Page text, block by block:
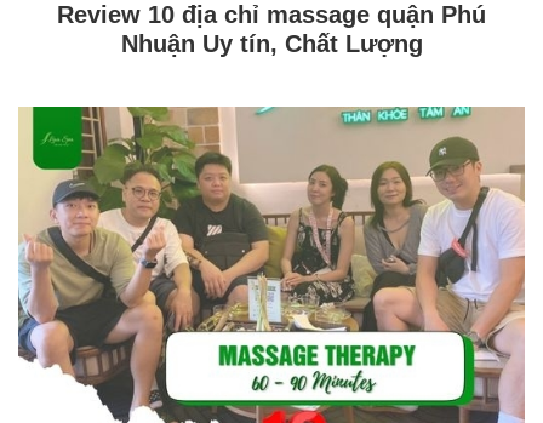
Review 10 địa chỉ massage quận Phú
Nhuận Uy tín, Chất Lượng